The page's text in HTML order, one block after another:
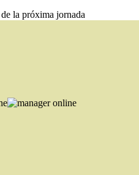
la próxima jornada